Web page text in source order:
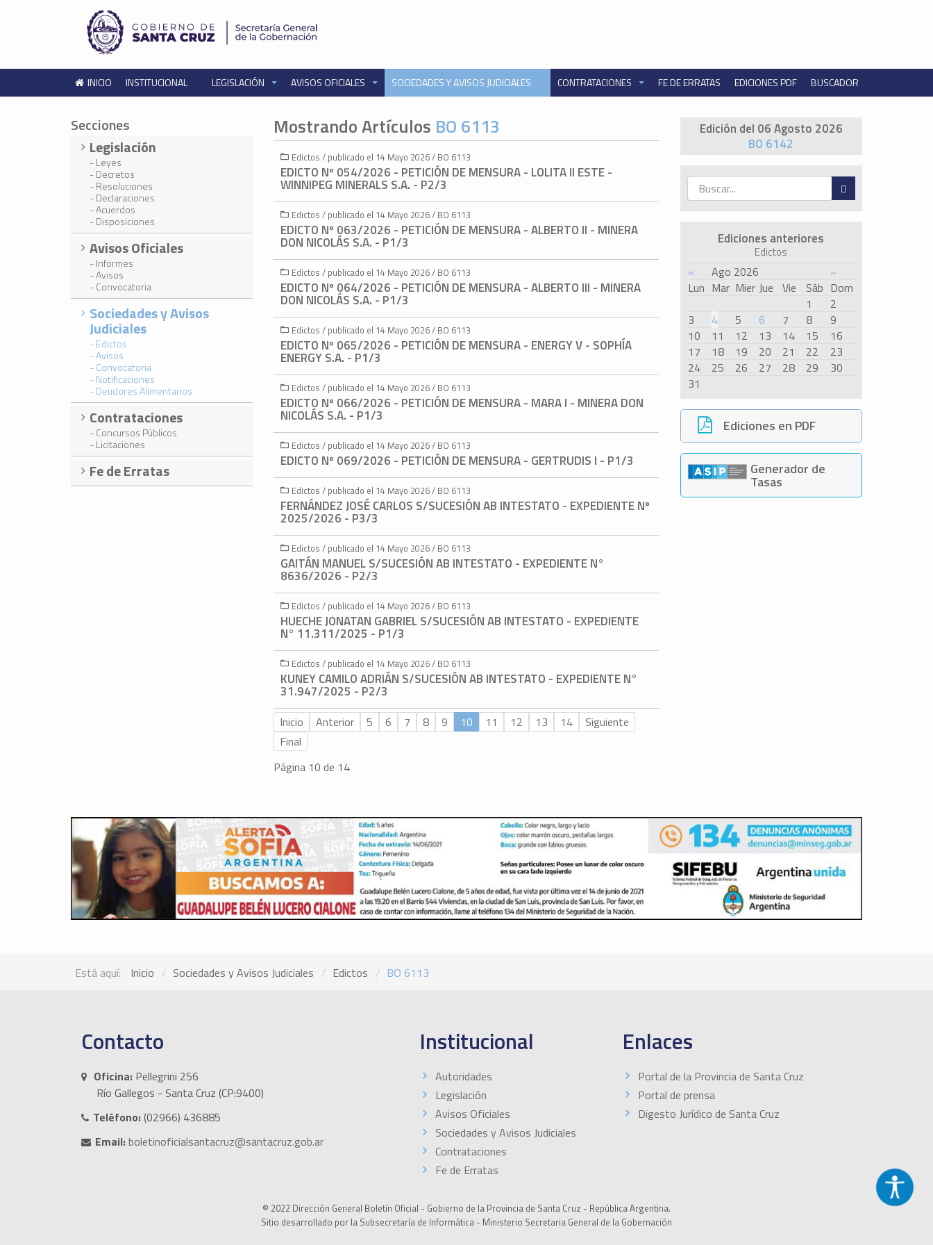
INICIO INSTITUCIONAL LEGISLACIÓN AVISOS OFICIALES SOCIEDADES Y AVISOS JUDICIALES CONTRATACIONES FE DE ERRATAS EDICIONES PDF BUSCADOR
Edición del 06 Agosto 2026
BO 6142
Ediciones anteriores
Edictos
« Ago 2026
»
Lun Mar Mier Jue Vie Sáb Dom
1
2
3
4 5 6 7 8
9
10
11 12 13 14 15
16
17
18 19 20 21 22
23
24
25 26 27 28 29
30
31
Ediciones en PDF
Generador de
Tasas
Secciones
Legislación
- Leyes
- Decretos
- Resoluciones
- Declaraciones
- Acuerdos
- Disposiciones
Avisos Oficiales
- Informes
- Avisos
- Convocatoria
Sociedades y Avisos
Judiciales
- Edictos
- Avisos
- Convocatoria
- Notificaciones
- Deudores Alimentarios
Contrataciones
- Concursos Públicos
- Licitaciones
Fe de Erratas
Mostrando Artículos BO 6113
Edictos / publicado el 14 Mayo 2026 / BO 6113
EDICTO Nº 054/2026 - PETICIÓN DE MENSURA - LOLITA II ESTE -
WINNIPEG MINERALS S.A. - P2/3
Edictos / publicado el 14 Mayo 2026 / BO 6113
EDICTO Nº 063/2026 - PETICIÓN DE MENSURA - ALBERTO II - MINERA
DON NICOLÁS S.A. - P1/3
Edictos / publicado el 14 Mayo 2026 / BO 6113
EDICTO Nº 064/2026 - PETICIÓN DE MENSURA - ALBERTO III - MINERA
DON NICOLÁS S.A. - P1/3
Edictos / publicado el 14 Mayo 2026 / BO 6113
EDICTO Nº 065/2026 - PETICIÓN DE MENSURA - ENERGY V - SOPHÍA
ENERGY S.A. - P1/3
Edictos / publicado el 14 Mayo 2026 / BO 6113
EDICTO Nº 066/2026 - PETICIÓN DE MENSURA - MARA I - MINERA DON
NICOLÁS S.A. - P1/3
Edictos / publicado el 14 Mayo 2026 / BO 6113
EDICTO Nº 069/2026 - PETICIÓN DE MENSURA - GERTRUDIS I - P1/3
Edictos / publicado el 14 Mayo 2026 / BO 6113
FERNÁNDEZ JOSÉ CARLOS S/SUCESIÓN AB INTESTATO - EXPEDIENTE Nº
2025/2026 - P3/3
Edictos / publicado el 14 Mayo 2026 / BO 6113
GAITÁN MANUEL S/SUCESIÓN AB INTESTATO - EXPEDIENTE N°
8636/2026 - P2/3
Edictos / publicado el 14 Mayo 2026 / BO 6113
HUECHE JONATAN GABRIEL S/SUCESIÓN AB INTESTATO - EXPEDIENTE
N° 11.311/2025 - P1/3
Edictos / publicado el 14 Mayo 2026 / BO 6113
KUNEY CAMILO ADRIÁN S/SUCESIÓN AB INTESTATO - EXPEDIENTE N°
31.947/2025 - P2/3
Inicio Anterior 5 6 7 8 9 10 11 12 13 14
Siguiente
Final
Página 10 de 14
Está aquí: Inicio Sociedades y Avisos Judiciales Edictos BO 6113
Contacto
Oficina: Pellegrini 256
Río Gallegos - Santa Cruz (CP:9400)
Teléfono:(02966) 436885
Email:boletinoficialsantacruz@santacruz.gob.ar
Institucional
Autoridades
Legislación
Avisos Oficiales
Sociedades y Avisos Judiciales
Contrataciones
Fe de Erratas
Enlaces
Portal de la Provincia de Santa Cruz
Portal de prensa
Digesto Jurídico de Santa Cruz
© 2022 Dirección General Boletín Oficial - Gobierno de la Provincia de Santa Cruz - República Argentina.
Sitio desarrollado por la Subsecretaría de Informática - Ministerio Secretaria General de la Gobernación